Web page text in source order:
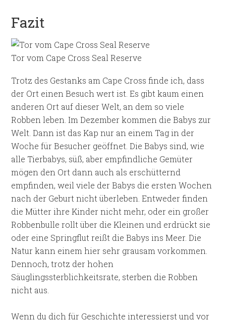
Fazit
Tor vom Cape Cross Seal Reserve
Trotz des Gestanks am Cape Cross finde ich, dass
der Ort einen Besuch wert ist. Es gibt kaum einen
anderen Ort auf dieser Welt, an dem so viele
Robben leben. Im Dezember kommen die Babys zur
Welt. Dann ist das Kap nur an einem Tag in der
Woche für Besucher geöffnet. Die Babys sind, wie
alle Tierbabys, süß, aber empfindliche Gemüter
mögen den Ort dann auch als erschütternd
empfinden, weil viele der Babys die ersten Wochen
nach der Geburt nicht überleben. Entweder finden
die Mütter ihre Kinder nicht mehr, oder ein großer
Robbenbulle rollt über die Kleinen und erdrückt sie
oder eine Springflut reißt die Babys ins Meer. Die
Natur kann einem hier sehr grausam vorkommen.
Dennoch, trotz der hohen
Säuglingssterblichkeitsrate, sterben die Robben
nicht aus.
Wenn du dich für Geschichte interessierst und vor